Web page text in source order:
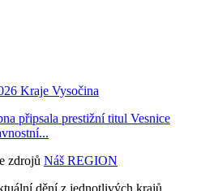
Kraje Vysočina
připsala prestižní titul Vesnice
zdrojů Náš REGION
dění z jednotlivých krajů